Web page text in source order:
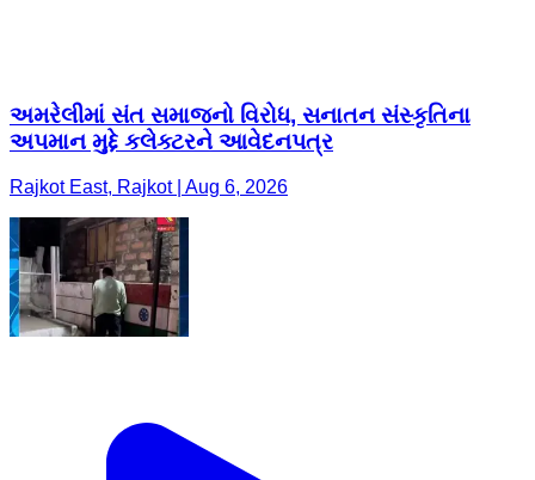
અમરેલીમાં સંત સમાજનો વિરોધ, સનાતન સંસ્કૃતિના
અપમાન મુદ્દે કલેક્ટરને આવેદનપત્ર
Rajkot East, Rajkot | Aug 6, 2026